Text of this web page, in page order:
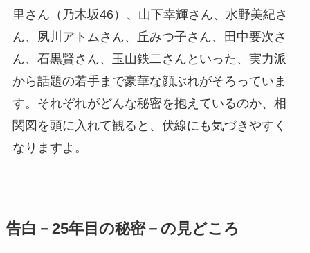
里さん（乃木坂46）、山下幸輝さん、水野美紀さ
ん、夙川アトムさん、丘みつ子さん、田中要次さ
ん、石黒賢さん、玉山鉄二さんといった、実力派
から話題の若手まで豪華な顔ぶれがそろっていま
す。それぞれがどんな秘密を抱えているのか、相
関図を頭に入れて観ると、伏線にも気づきやすく
なりますよ。
告白－25年目の秘密－の見どころ